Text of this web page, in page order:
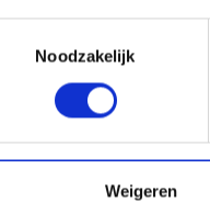
Noodzakelijk
Weigeren
959 kg
L258 x B178 x
H163